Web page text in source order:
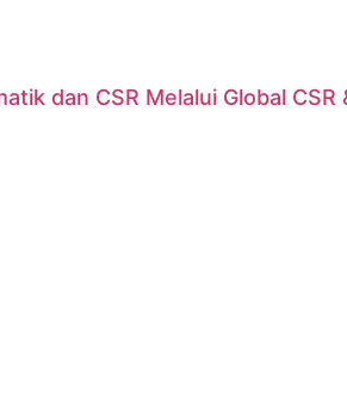
dan CSR Melalui Global